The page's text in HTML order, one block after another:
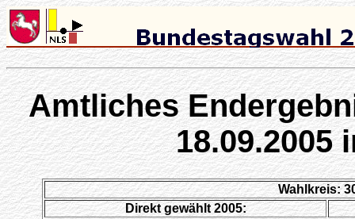
Amtliches
18.09.2005
Wahlkreis:
Direkt gewählt 2005: